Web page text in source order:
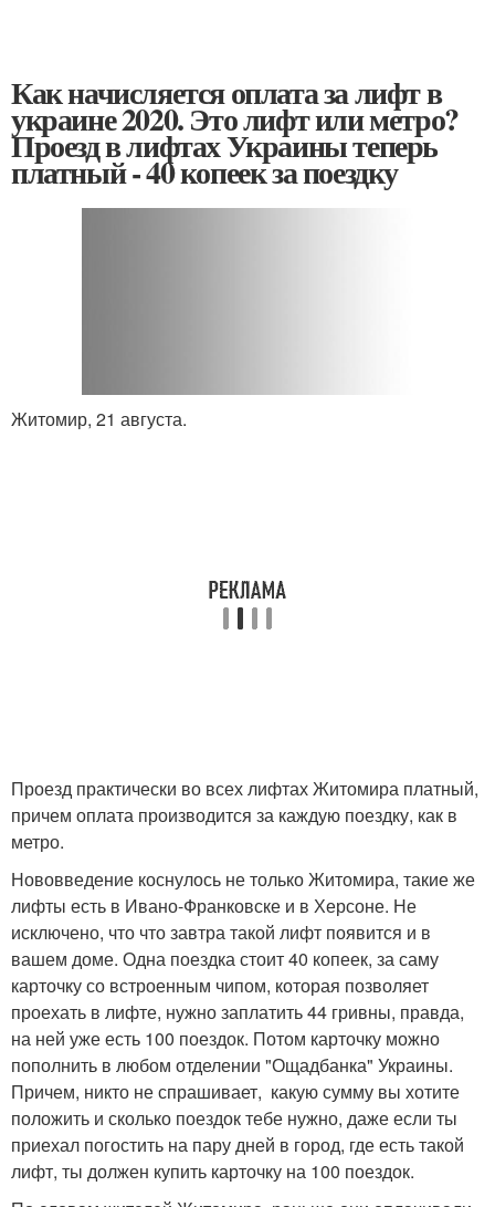
Как начисляется оплата за лифт в
украине 2020. Это лифт или метро?
Проезд в лифтах Украины теперь
платный - 40 копеек за поездку
Житомир, 21 августа.
Проезд практически во всех лифтах Житомира платный,
причем оплата производится за каждую поездку, как в
метро.
Нововведение коснулось не только Житомира, такие же
лифты есть в Ивано-Франковске и в Херсоне. Не
исключено, что что завтра такой лифт появится и в
вашем доме. Одна поездка стоит 40 копеек, за саму
карточку со встроенным чипом, которая позволяет
проехать в лифте, нужно заплатить 44 гривны, правда,
на ней уже есть 100 поездок. Потом карточку можно
пополнить в любом отделении "Ощадбанка" Украины.
Причем, никто не спрашивает, какую сумму вы хотите
положить и сколько поездок тебе нужно, даже если ты
приехал погостить на пару дней в город, где есть такой
лифт, ты должен купить карточку на 100 поездок.